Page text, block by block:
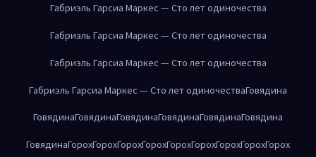
Габриэль Гарсиа Маркес — Сто лет одиночества
Габриэль Гарсиа Маркес — Сто лет одиночества
Габриэль Гарсиа Маркес — Сто лет одиночества
Габриэль Гарсиа Маркес — Сто лет одиночестваГовядина
ГовядинаГовядинаГовядинаГовядинаГовядинаГовядина
ГовядинаГорохГорохГорохГорохГорохГорохГорохГорохГорох